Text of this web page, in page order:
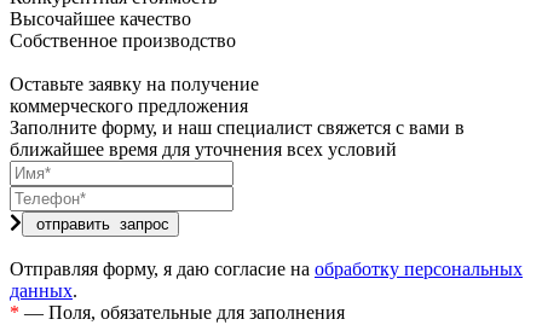
Высочайшее качество
Собственное производство
Оставьте заявку на получение
коммерческого предложения
Заполните форму, и наш специалист свяжется с вами в
ближайшее время для уточнения всех условий
Отправляя форму, я даю согласие на обработку персональных
данных.
* — Поля, обязательные для заполнения